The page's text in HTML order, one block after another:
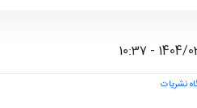
نشریات